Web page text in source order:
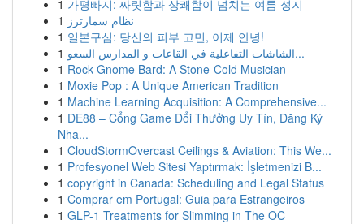
1 가평빠지: 짜릿함과 상쾌함이 넘치는 여름 성지
1 نظام سمارترز
1 일본구심: 당신의 피부 고민, 이제 안녕!
1
الشاشات التفاعلية في القاعات و المدارس السعو...
1 Rock Gnome Bard: A Stone-Cold Musician
1 Moxie Pop : A Unique American Tradition
1 Machine Learning Acquisition: A Comprehensive...
1 DE88 – Cổng Game Đổi Thưởng Uy Tín, Đăng Ký
Nha...
1 CloudStormOvercast Ceilings & Aviation: This We...
1 Profesyonel Web Sitesi Yaptırmak: İşletmenizi B...
1 copyright in Canada: Scheduling and Legal Status
1 Comprar em Portugal: Guia para Estrangeiros
1 GLP-1 Treatments for Slimming in The OC